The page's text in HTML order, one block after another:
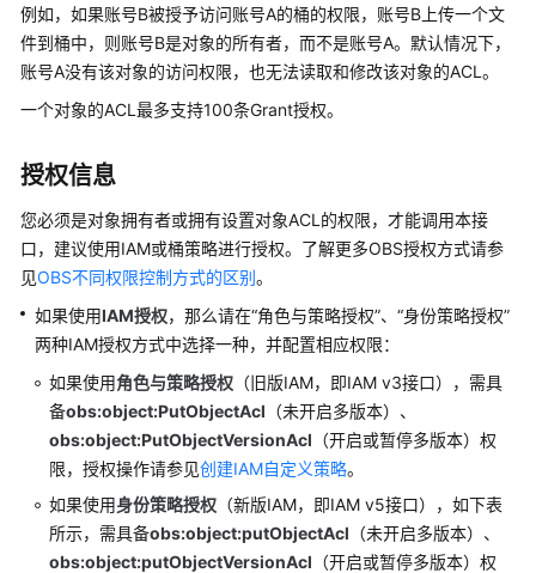
指
南
限
置
南
工
具
指
最
佳
实
践
API
例如，如果账号B被授予访问账号A的桶的权限，账号B上传一个文
件到桶中，则账号B是对象的所有者，而不是账号A。默认情况下，
账号A没有该对象的访问权限，也无法读取和修改该对象的ACL。
一个对象的ACL最多支持100条Grant授权。
授权信息
您必须是对象拥有者或拥有设置对象ACL 的权限，才能调用本接
口，建议使用IAM或桶策略进行授权。了解更多OBS授权方式请参
见OBS不同权限控制方式的区别。
如果使用IAM授权，那么请在“角色与策略授权”、“身份策略授权”
两种IAM授权方式中选择一种，并配置相应权限：
如果使用角色与策略授权 （旧版IAM，即IAM v3接口）， 需具
备obs:object:PutObjectAcl （未开启多版本）、
obs:object:PutObjectVersionAcl （开启或暂停多版本）权
限，授权操作请参见创建IAM自定义策略。
如果使用身份策略授权 （新版IAM，即IAM v5接口），如下表
所示， 需具备obs:object:putObjectAcl （未开启多版本）、
obs:object:putObjectVersionAcl （开启或暂停多版本）权